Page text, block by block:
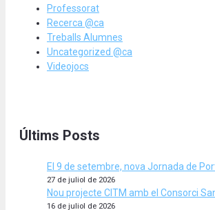
Professorat
Recerca @ca
Treballs Alumnes
Uncategorized @ca
Videojocs
Últims Posts
El 9 de setembre, nova Jornada de
27 de juliol de 2026
Nou projecte CITM amb el Consorci
16 de juliol de 2026